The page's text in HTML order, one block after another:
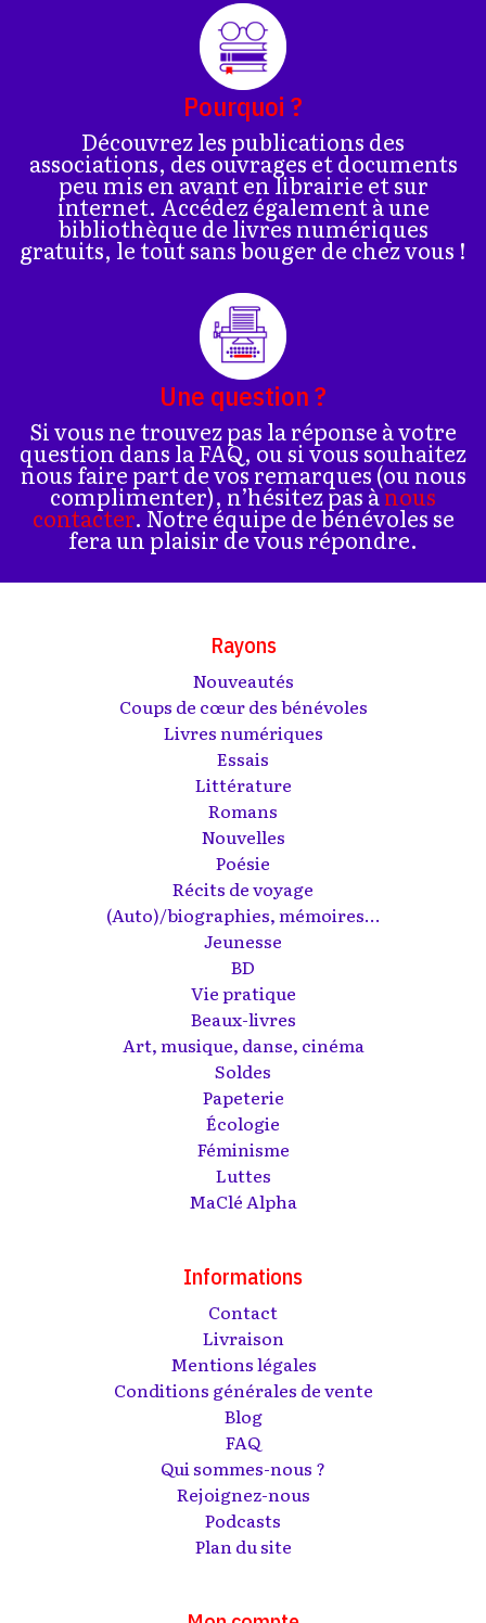
Pourquoi ?
Découvrez les publications des
associations, des ouvrages et documents
peu mis en avant en librairie et sur
internet. Accédez également à une
bibliothèque de livres numériques
gratuits, le tout sans bouger de chez vous !
Une question ?
Si vous ne trouvez pas la réponse à votre
question dans la FAQ, ou si vous souhaitez
nous faire part de vos remarques (ou nous
complimenter), n’hésitez pas ànous
contacter. Notre équipe de bénévoles se
fera un plaisir de vous répondre.
Rayons
Nouveautés
Coups de cœur des bénévoles
Livres numériques
Essais
Littérature
Romans
Nouvelles
Poésie
Récits de voyage
(Auto)/biographies, mémoires...
Jeunesse
BD
Vie pratique
Beaux-livres
Art, musique, danse, cinéma
Soldes
Papeterie
Écologie
Féminisme
Luttes
MaClé Alpha
Informations
Contact
Livraison
Mentions légales
Conditions générales de vente
Blog
FAQ
Qui sommes-nous ?
Rejoignez-nous
Podcasts
Plan du site